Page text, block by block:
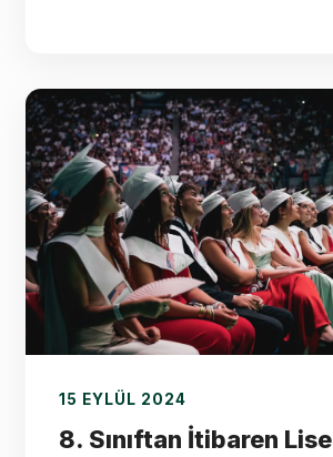
15 EYLÜL 2024
8. Sınıftan İtibaren Lise